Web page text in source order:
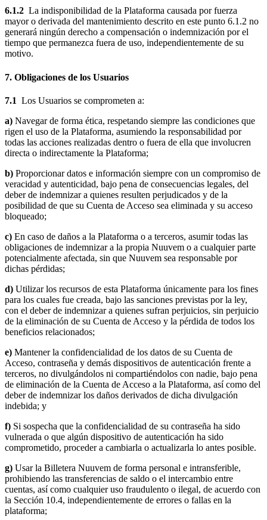
6.1.2 La indisponibilidad de la Plataforma causada por fuerza
mayor o derivada del mantenimiento descrito en este punto 6.1.2 no
generará ningún derecho a compensación o indemnización por el
tiempo que permanezca fuera de uso, independientemente de su
motivo.
7. Obligaciones de los Usuarios
7.1 Los Usuarios se comprometen a:
a) Navegar de forma ética, respetando siempre las condiciones que
rigen el uso de la Plataforma, asumiendo la responsabilidad por
todas las acciones realizadas dentro o fuera de ella que involucren
directa o indirectamente la Plataforma;
b) Proporcionar datos e información siempre con un compromiso de
veracidad y autenticidad, bajo pena de consecuencias legales, del
deber de indemnizar a quienes resulten perjudicados y de la
posibilidad de que su Cuenta de Acceso sea eliminada y su acceso
bloqueado;
c) En caso de daños a la Plataforma o a terceros, asumir todas las
obligaciones de indemnizar a la propia Nuuvem o a cualquier parte
potencialmente afectada, sin que Nuuvem sea responsable por
dichas pérdidas;
d) Utilizar los recursos de esta Plataforma únicamente para los fines
para los cuales fue creada, bajo las sanciones previstas por la ley,
con el deber de indemnizar a quienes sufran perjuicios, sin perjuicio
de la eliminación de su Cuenta de Acceso y la pérdida de todos los
beneficios relacionados;
e) Mantener la confidencialidad de los datos de su Cuenta de
Acceso, contraseña y demás dispositivos de autenticación frente a
terceros, no divulgándolos ni compartiéndolos con nadie, bajo pena
de eliminación de la Cuenta de Acceso a la Plataforma, así como del
deber de indemnizar los daños derivados de dicha divulgación
indebida; y
f) Si sospecha que la confidencialidad de su contraseña ha sido
vulnerada o que algún dispositivo de autenticación ha sido
comprometido, proceder a cambiarla o actualizarla lo antes posible.
g) Usar la Billetera Nuuvem de forma personal e intransferible,
prohibiendo las transferencias de saldo o el intercambio entre
cuentas, así como cualquier uso fraudulento o ilegal, de acuerdo con
la Sección 10.4, independientemente de errores o fallas en la
plataforma;